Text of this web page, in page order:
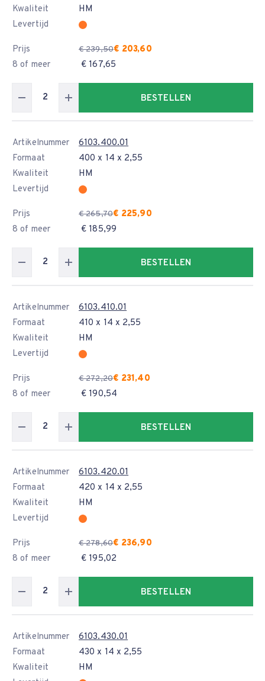
Kwaliteit
HM
Levertijd
Prijs € 239,50€ 203,60
8 of meer
€ 167,65
BESTELLEN
Artikelnummer
6103.400.01
Formaat
400 x 14 x 2,55
Kwaliteit
HM
Levertijd
Prijs € 265,70€ 225,90
8 of meer
€ 185,99
BESTELLEN
Artikelnummer
6103.410.01
Formaat
410 x 14 x 2,55
Kwaliteit
HM
Levertijd
Prijs € 272,20€ 231,40
8 of meer
€ 190,54
BESTELLEN
Artikelnummer
6103.420.01
Formaat
420 x 14 x 2,55
Kwaliteit
HM
Levertijd
Prijs € 278,60€ 236,90
8 of meer
€ 195,02
BESTELLEN
Artikelnummer
6103.430.01
Formaat
430 x 14 x 2,55
Kwaliteit
HM